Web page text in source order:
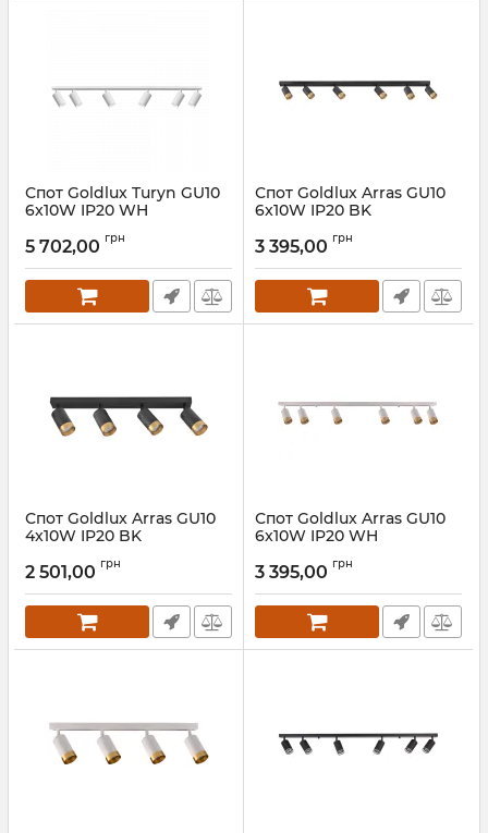
Спот Goldlux Turyn GU10
6x10W IP20 WH
5 702,00 грн
Спот Goldlux Arras GU10
6x10W IP20 BK
3 395,00 грн
Спот Goldlux Arras GU10
4x10W IP20 BK
2 501,00 грн
Спот Goldlux Arras GU10
6x10W IP20 WH
3 395,00 грн